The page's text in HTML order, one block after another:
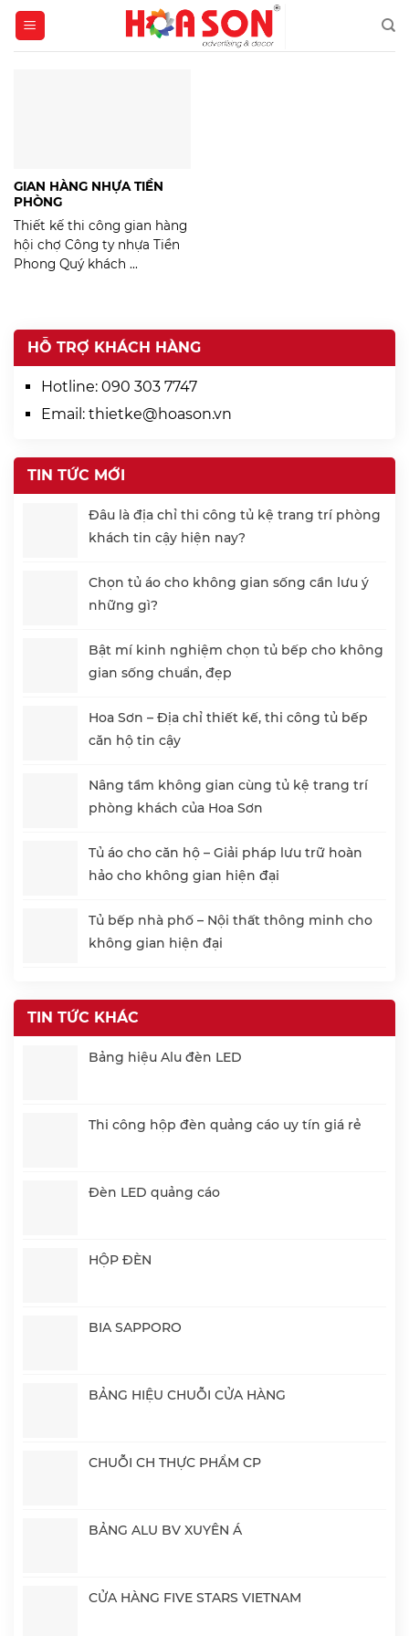
Skip
content
GIAN HÀNG NHỰA TIỀN
PHÒNG
Thiết kế thi công gian hàng
hội chợ Công ty nhựa Tiền
Phong Quý khách ...
HỖ TRỢ KHÁCH HÀNG
Hotline: 090 303 7747
Email: thietke@hoason.vn
TIN TỨC MỚI
Đâu là địa chỉ thi công tủ kệ trang trí phòng
khách tin cậy hiện nay?
Chọn tủ áo cho không gian sống cần lưu ý
những gì?
Bật mí kinh nghiệm chọn tủ bếp cho không
gian sống chuẩn, đẹp
Hoa Sơn – Địa chỉ thiết kế, thi công tủ bếp
căn hộ tin cậy
Nâng tầm không gian cùng tủ kệ trang trí
phòng khách của Hoa Sơn
Tủ áo cho căn hộ – Giải pháp lưu trữ hoàn
hảo cho không gian hiện đại
Tủ bếp nhà phố – Nội thất thông minh cho
không gian hiện đại
TIN TỨC KHÁC
Bảng hiệu Alu đèn LED
Thi công hộp đèn quảng cáo uy tín giá rẻ
Đèn LED quảng cáo
HỘP ĐÈN
BIA SAPPORO
BẢNG HIỆU CHUỖI CỬA HÀNG
CHUỖI CH THỰC PHẨM CP
BẢNG ALU BV XUYÊN Á
CỬA HÀNG FIVE STARS VIETNAM